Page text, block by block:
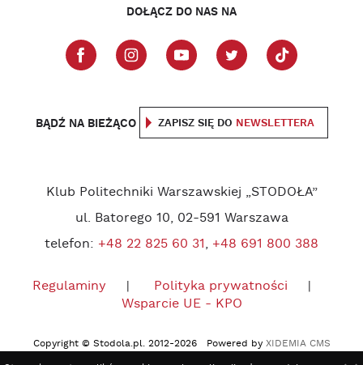
DOŁĄCZ DO NAS NA
BĄDŹ NA BIEŻĄCO ZAPISZ SIĘ DO NEWSLETTERA
Klub Politechniki Warszawskiej „STODOŁA”
ul. Batorego 10, 02-591 Warszawa
telefon: +48 22 825 60 31, +48 691 800 388
Regulaminy
Polityka prywatności
Wsparcie UE - KPO
Copyright © Stodola.pl. 2012-2026 Powered by XIDEMIA CMS